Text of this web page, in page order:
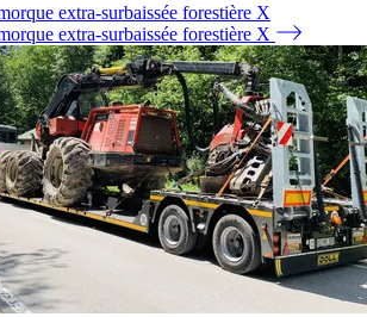
extra-surbaissée forestière X
extra-surbaissée forestière X